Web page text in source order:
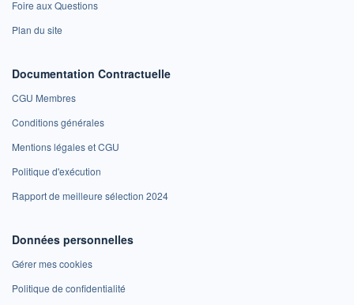
Foire aux Questions
Plan du site
Documentation Contractuelle
CGU Membres
Conditions générales
Mentions légales et CGU
Politique d'exécution
Rapport de meilleure sélection 2024
Données personnelles
Gérer mes cookies
Politique de confidentialité